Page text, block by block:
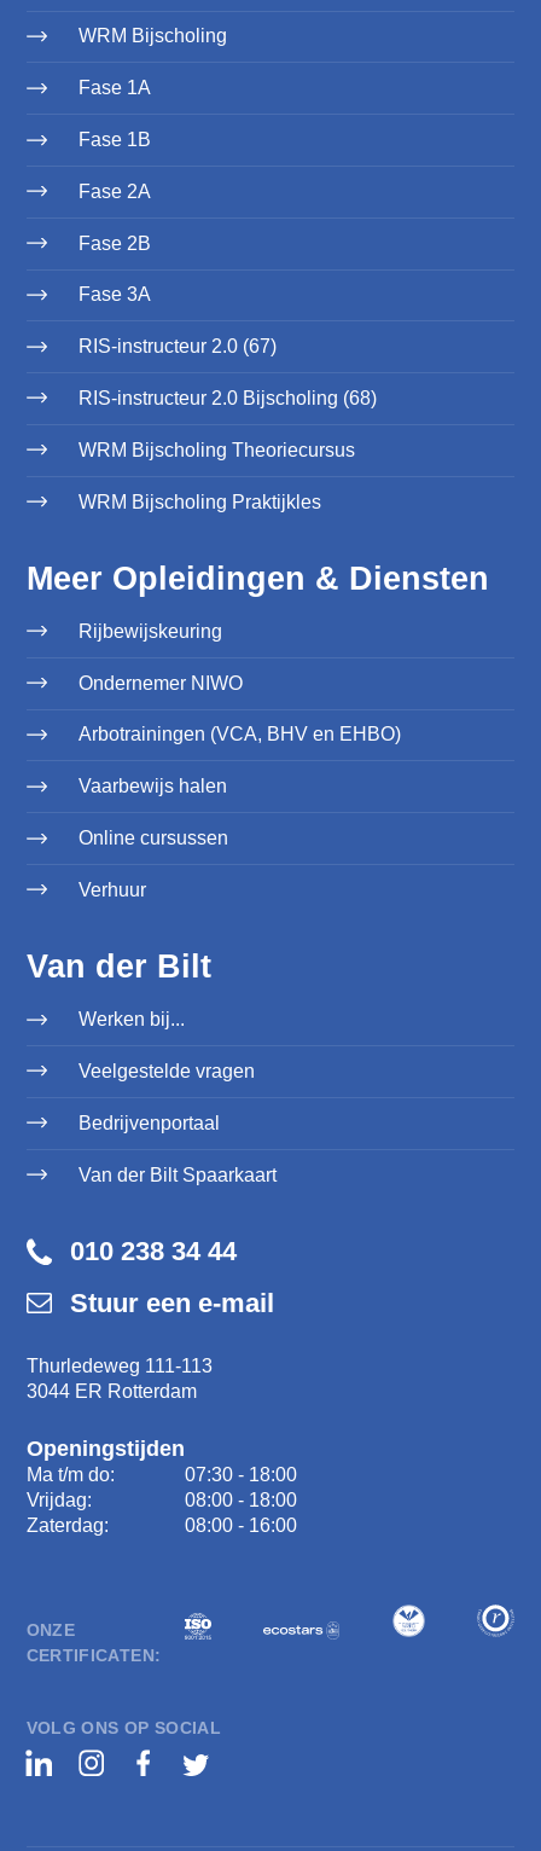
WRM Bijscholing
Fase 1A
Fase 1B
Fase 2A
Fase 2B
Fase 3A
RIS-instructeur 2.0 (67)
RIS-instructeur 2.0 Bijscholing (68)
WRM Bijscholing Theoriecursus
WRM Bijscholing Praktijkles
Meer Opleidingen & Diensten
Rijbewijskeuring
Ondernemer NIWO
Arbotrainingen (VCA, BHV en EHBO)
Vaarbewijs halen
Online cursussen
Verhuur
Van der Bilt
Werken bij...
Veelgestelde vragen
Bedrijvenportaal
Van der Bilt Spaarkaart
010 238 34 44
Stuur een e-mail
Thurledeweg 111-113
3044 ER Rotterdam
Openingstijden
Ma t/m do:
07:30 - 18:00
Vrijdag:
08:00 - 18:00
Zaterdag:
08:00 - 16:00
ONZE
CERTIFICATEN:
VOLG ONS OP SOCIAL